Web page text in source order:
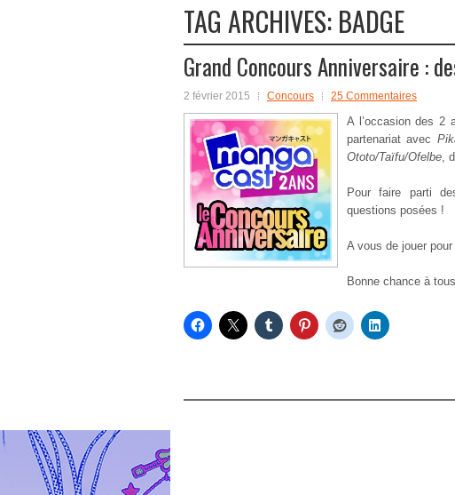
TAG ARCHIVES: BADGE
Grand Concours Anniversaire :
2 février 2015 Concours 25 Commentaires
A l’occasion des 2
partenariat avec
Ototo/Taïfu/Ofelbe,
Pour faire parti
questions posées !
A vous de jouer
Bonne chance à